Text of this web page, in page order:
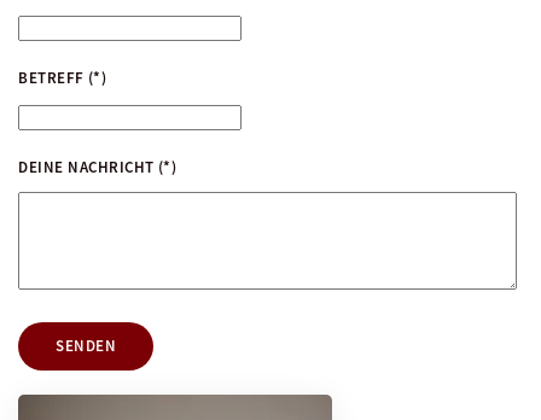
BETREFF (*)
DEINE NACHRICHT (*)
SENDEN